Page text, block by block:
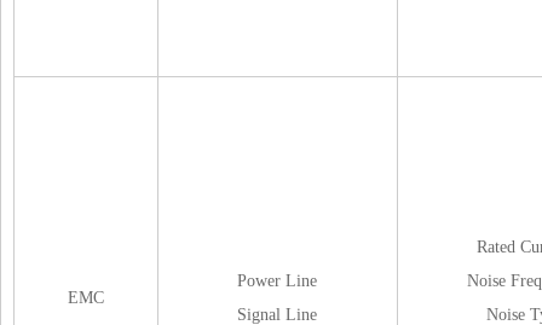
EMC
Power Line
Signal Line
Rated
Noise
Noise